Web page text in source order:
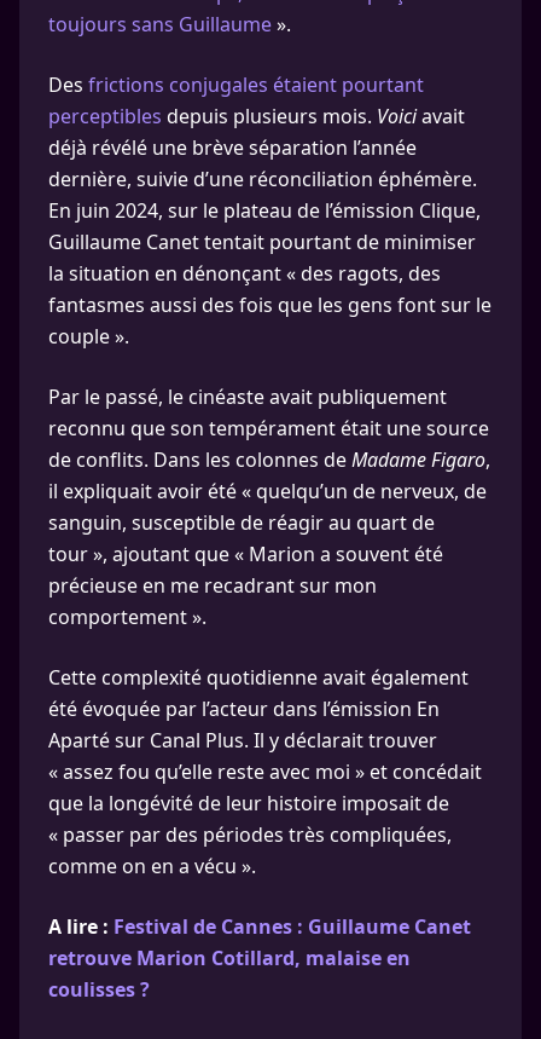
toujours sans Guillaume».
Des frictions conjugales étaient pourtant
perceptibles depuis plusieurs mois. Voiciavait
déjà révélé une brève séparation l’année
dernière, suivie d’une réconciliation éphémère.
En juin 2024, sur le plateau de l’émission Clique,
Guillaume Canet tentait pourtant de minimiser
la situation en dénonçant « des ragots, des
fantasmes aussi des fois que les gens font sur le
couple ».
Par le passé, le cinéaste avait publiquement
reconnu que son tempérament était une source
de conflits. Dans les colonnes deMadame Figaro,
il expliquait avoir été « quelqu’un de nerveux, de
sanguin, susceptible de réagir au quart de
tour », ajoutant que « Marion a souvent été
précieuse en me recadrant sur mon
comportement ».
Cette complexité quotidienne avait également
été évoquée par l’acteur dans l’émission En
Aparté sur Canal Plus. Il y déclarait trouver
« assez fou qu’elle reste avec moi » et concédait
que la longévité de leur histoire imposait de
« passer par des périodes très compliquées,
comme on en a vécu ».
A lire : Festival de Cannes : Guillaume Canet
retrouve Marion Cotillard, malaise en
coulisses ?